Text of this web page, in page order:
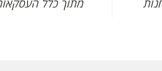
מתוך כלל